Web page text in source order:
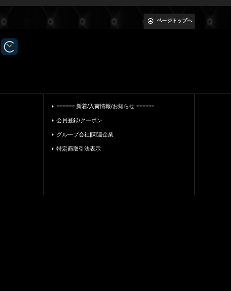
ページトップへ
====== 新着/入荷情報/お知らせ ======
会員登録/クーポン
グループ会社|関連企業
特定商取引法表示